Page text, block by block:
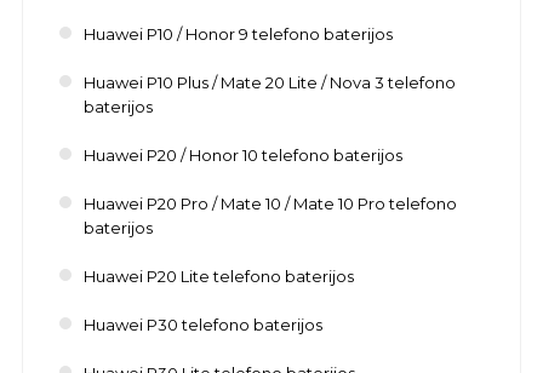
Huawei P10 / Honor 9 telefono baterijos
Huawei P10 Plus / Mate 20 Lite / Nova 3 telefono
baterijos
Huawei P20 / Honor 10 telefono baterijos
Huawei P20 Pro / Mate 10 / Mate 10 Pro telefono
baterijos
Huawei P20 Lite telefono baterijos
Huawei P30 telefono baterijos